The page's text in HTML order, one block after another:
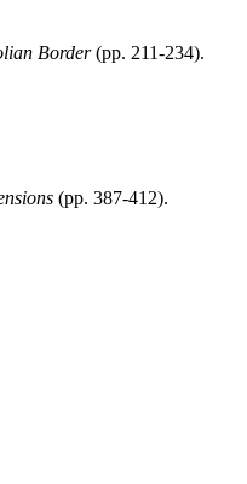
Border(pp. 211-234).
(pp. 387-412).